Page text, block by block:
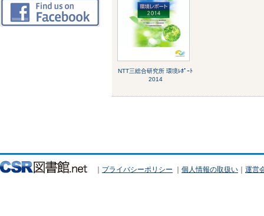
NTT三総合研究所 環境ﾚﾎﾟｰﾄ
2014
｜ プライバシーポリシー ｜ 個人情報の取扱い ｜ 運営